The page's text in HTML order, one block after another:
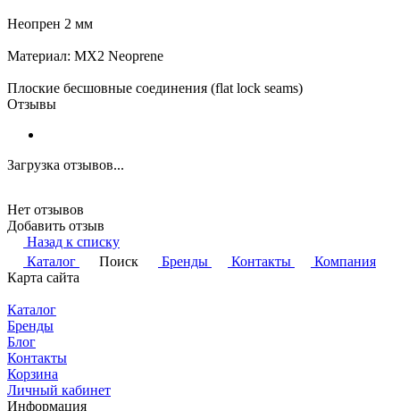
Неопрен 2 мм
Материал: MX2 Neoprene
Плоские бесшовные соединения (flat lock seams)
Отзывы
Загрузка отзывов...
Нет отзывов
Добавить отзыв
Назад к списку
Каталог
Поиск Бренды Контакты
Компания
Карта сайта
Каталог
Бренды
Блог
Контакты
Корзина
Личный кабинет
Информация